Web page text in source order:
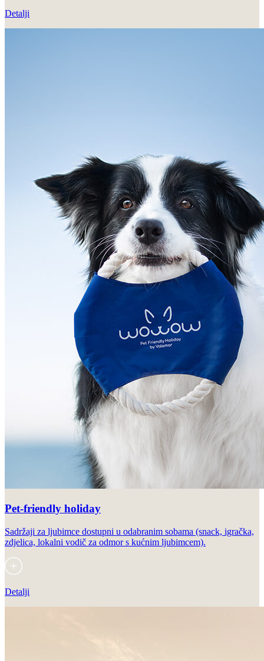
Detalji
Pet-friendly holiday
Sadržaji za ljubimce dostupni u odabranim sobama (snack, igračka,
zdjelica, lokalni vodič za odmor s kućnim ljubimcem).
Detalji